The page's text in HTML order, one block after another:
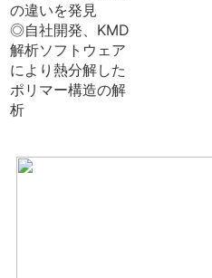
の違いを発見
◎自社開発、KMD
解析ソフトウェア
により熱分解した
ポリマー構造の解
析